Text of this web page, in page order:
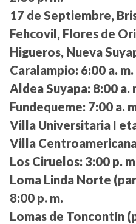
17 de Septiembre,
Fehcovil, Flores de
Higueros, Nueva
Caralampio: 6:00 a.
Aldea Suyapa: 8:00 a.
Fundequeme: 7:00 a.
Villa Universitaria I
Villa
Los Ciruelos: 3:00 p.
Loma Linda Norte
8:00 p. m.
Lomas de Toncontín